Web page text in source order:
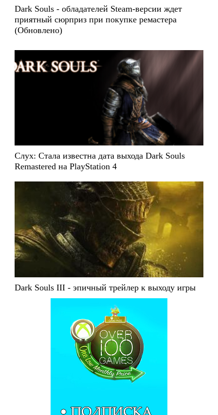
Dark Souls - обладателей Steam-версии ждет
приятный сюрприз при покупке ремастера
(Обновлено)
Слух: Стала известна дата выхода Dark Souls
Remastered на PlayStation 4
Dark Souls III - эпичный трейлер к выходу игры